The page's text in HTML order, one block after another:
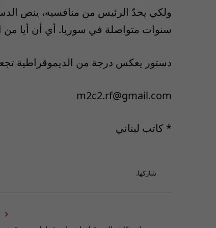
ولكي يحدّ الرئيس من منافسيه، ينص
سنوات متواصلة في سوريا. أي أن أيا
دستور يعكس درجة من الديموقراطية
m2c2.rf@gmail.com
* كاتب لبناني
شاركها.